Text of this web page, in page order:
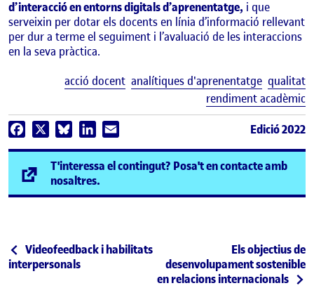
d’interacció en entorns digitals d’aprenentatge, i que
serveixin per dotar els docents en línia d’informació rellevant
per dur a terme el seguiment i l’avaluació de les interaccions
en la seva pràctica.
acció docent analítiques d'aprenentatge qualitat
rendiment acadèmic
Facebook BlueskyLinkedIn Edició 2022
T'interessa el contingut? Posa't en contacte amb
nosaltres.
Navegació d'entrades
Entrada anterior
Videofeedback i habilitats
interpersonals
Entrada següent
Els objectius de
desenvolupament sostenible
en relacions internacionals